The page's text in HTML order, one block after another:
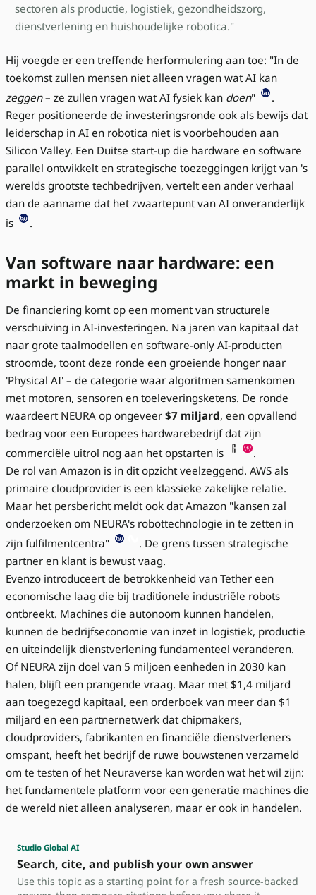
sectoren als productie, logistiek, gezondheidszorg,
dienstverlening en huishoudelijke robotica."
Hij voegde er een treffende herformulering aan toe: "In de
toekomst zullen mensen niet alleen vragen wat AI kan
zeggen– ze zullen vragen wat AI fysiek kan doen"
.
Reger positioneerde de investeringsronde ook als bewijs dat
leiderschap in AI en robotica niet is voorbehouden aan
Silicon Valley. Een Duitse start-up die hardware en software
parallel ontwikkelt en strategische toezeggingen krijgt van 's
werelds grootste techbedrijven, vertelt een ander verhaal
dan de aanname dat het zwaartepunt van AI onveranderlijk
is
.
Van software naar hardware: een
markt in beweging
De financiering komt op een moment van structurele
verschuiving in AI-investeringen. Na jaren van kapitaal dat
naar grote taalmodellen en software-only AI-producten
stroomde, toont deze ronde een groeiende honger naar
'Physical AI' – de categorie waar algoritmen samenkomen
met motoren, sensoren en toeleveringsketens. De ronde
waardeert NEURA op ongeveer $7 miljard, een opvallend
bedrag voor een Europees hardwarebedrijf dat zijn
commerciële uitrol nog aan het opstarten is
.
De rol van Amazon is in dit opzicht veelzeggend. AWS als
primaire cloudprovider is een klassieke zakelijke relatie.
Maar het persbericht meldt ook dat Amazon "kansen zal
onderzoeken om NEURA's robottechnologie in te zetten in
zijn fulfilmentcentra"
. De grens tussen strategische
partner en klant is bewust vaag.
Evenzo introduceert de betrokkenheid van Tether een
economische laag die bij traditionele industriële robots
ontbreekt. Machines die autonoom kunnen handelen,
kunnen de bedrijfseconomie van inzet in logistiek, productie
en uiteindelijk dienstverlening fundamenteel veranderen.
Of NEURA zijn doel van 5 miljoen eenheden in 2030 kan
halen, blijft een prangende vraag. Maar met $1,4 miljard
aan toegezegd kapitaal, een orderboek van meer dan $1
miljard en een partnernetwerk dat chipmakers,
cloudproviders, fabrikanten en financiële dienstverleners
omspant, heeft het bedrijf de ruwe bouwstenen verzameld
om te testen of het Neuraverse kan worden wat het wil zijn:
het fundamentele platform voor een generatie machines die
de wereld niet alleen analyseren, maar er ook in handelen.
Studio Global AI
Search, cite, and publish your own answer
Use this topic as a starting point for a fresh source-backed